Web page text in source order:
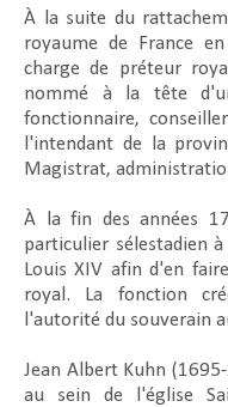
À la suite du
royaume de France
charge de préteur
nommé à la tête
fonctionnaire,
l'intendant de la
Magistrat,
À la fin des années
particulier sélestadien
Louis XIV afin d'en
royal. La fonction
l'autorité du souverain
Jean Albert Kuhn
au sein de l'église